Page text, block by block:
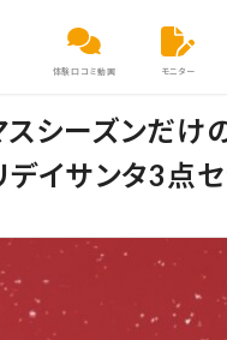
体験口コミ動画 モニター
スシーズンだ
デイサンタ3点セ